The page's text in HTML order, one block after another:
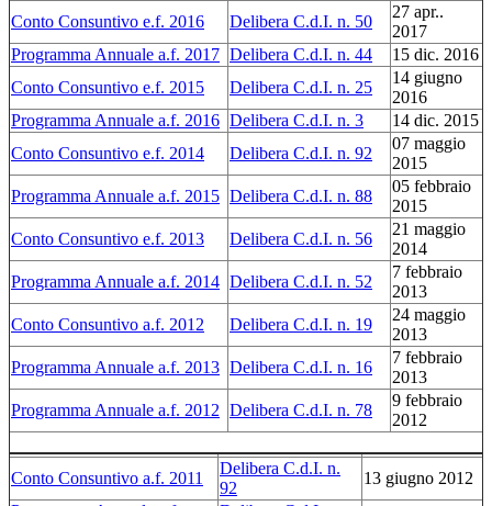
Conto Consuntivo e.f. 2016
Delibera C.d.I. n. 50
27 apr..
2017
Programma Annuale a.f. 2017 Delibera C.d.I. n. 44
15 dic. 2016
Conto Consuntivo e.f. 2015
Delibera C.d.I. n. 25
14 giugno
2016
Programma Annuale a.f. 2016 Delibera C.d.I. n. 3
14 dic. 2015
Conto Consuntivo e.f. 2014
Delibera C.d.I. n. 92
07 maggio
2015
Programma Annuale a.f. 2015 Delibera C.d.I. n. 88
05 febbraio
2015
Conto Consuntivo e.f. 2013
Delibera C.d.I. n. 56
21 maggio
2014
Programma Annuale a.f. 2014 Delibera C.d.I. n. 52
7 febbraio
2013
Conto Consuntivo a.f. 2012
Delibera C.d.I. n. 19
24 maggio
2013
Programma Annuale a.f. 2013 Delibera C.d.I. n. 16
7 febbraio
2013
Programma Annuale a.f. 2012 Delibera C.d.I. n. 78
9 febbraio
2012
Conto Consuntivo a.f. 2011
Delibera C.d.I. n.
92
13 giugno 2012